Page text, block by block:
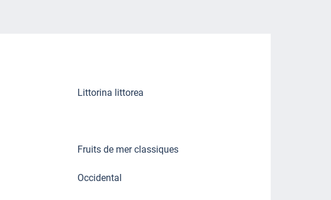
Littorina littorea
Fruits de mer classiques
Occidental